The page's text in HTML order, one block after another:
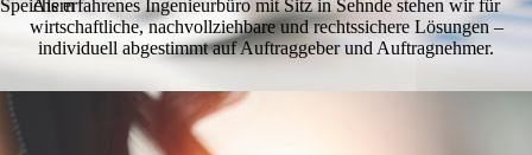
Als erfahrenes Ingenieurbüro mit Sitz in Sehnde stehen wir für
wirtschaftliche, nachvollziehbare und rechtssichere Lösungen –
individuell abgestimmt auf Auftraggeber und Auftragnehmer.
Speichern